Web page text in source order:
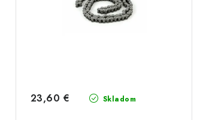
Skladom
23,60 €